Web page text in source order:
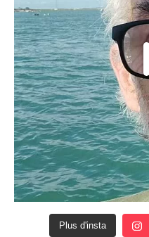
Plus d'insta